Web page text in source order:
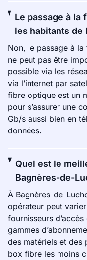
Le passage à la
les habitants de
Non, le passage à
ne peut pas être
possible via les
via l’internet par
fibre optique est un
pour s’assurer une
Gb/s aussi bien en
données.
Quel est le
Bagnères-de-
À Bagnères-de-
opérateur peut
fournisseurs
gammes
des matériels et des
box fibre les moins